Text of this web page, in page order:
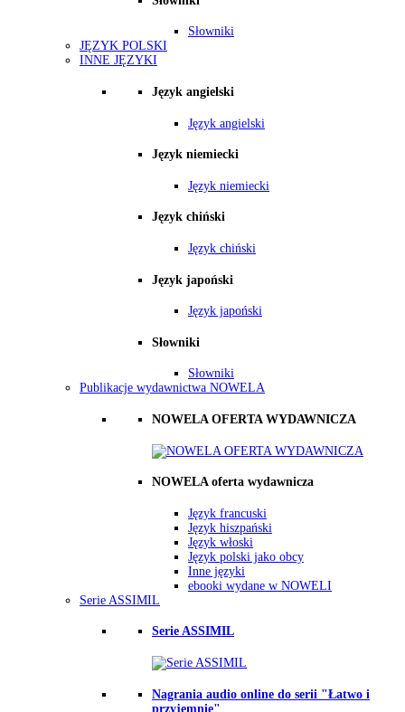
Słowniki
JĘZYK POLSKI
INNE JĘZYKI
Język angielski
Język angielski
Język niemiecki
Język niemiecki
Język chiński
Język chiński
Język japoński
Język japoński
Słowniki
Słowniki
Publikacje wydawnictwa NOWELA
NOWELA OFERTA WYDAWNICZA
NOWELA oferta wydawnicza
Język francuski
Język hiszpański
Język włoski
Język polski jako obcy
Inne języki
ebooki wydane w NOWELI
Serie ASSIMIL
Serie ASSIMIL
Nagrania audio online do serii "Łatwo i
przyjemnie"